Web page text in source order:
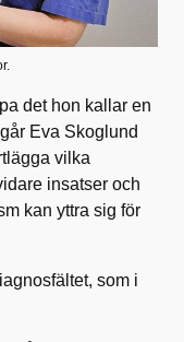
det hon kallar en
Eva Skoglund
vilka
insatser och
kan yttra sig för
som i